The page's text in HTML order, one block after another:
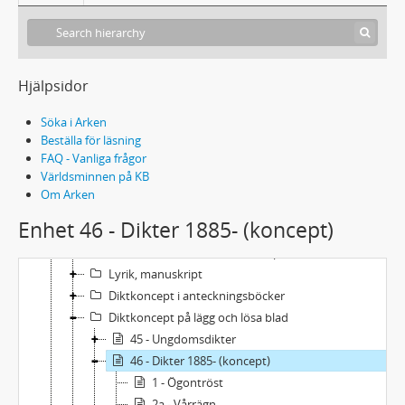
Hjälpsidor
Söka i Arken
Beställa för läsning
FAQ - Vanliga frågor
Världsminnen på KB
Om Arken
Enhet 46 - Dikter 1885- (koncept)
L135 - Karlfeldts samling
Dagböcker och anteckningsböcker
Skolböcker m. m.
21 - Skoluppsatser
Manuskriptsamling
24 - Tal, manuskript
Lyrik, manuskript
Diktkoncept i anteckningsböcker
Diktkoncept på lägg och lösa blad
45 - Ungdomsdikter
46 - Dikter 1885- (koncept)
1 - Ögontröst